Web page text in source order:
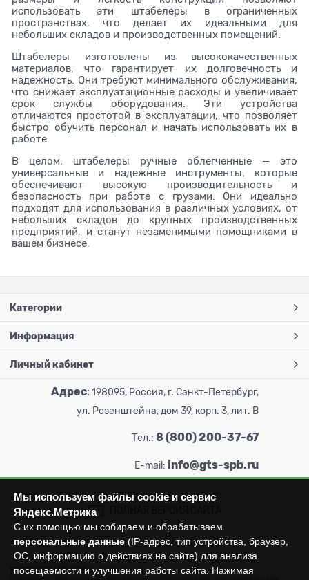
использовать эти штабелеры в ограниченных
пространствах, что делает их идеальными для
небольших складов и производственных помещений.
Штабелеры изготовлены из высококачественных
материалов, что гарантирует их долговечность и
надежность. Они требуют минимального обслуживания,
что снижает эксплуатационные расходы и увеличивает
срок службы оборудования. Эти устройства
отличаются простотой в эксплуатации, что позволяет
быстро обучить персонал и начать использовать их в
работе.
В целом, штабелеры ручные облегченные — это
универсальные и надежные инструменты, которые
обеспечивают высокую производительность и
безопасность при работе с грузами. Они идеально
подходят для использования в различных условиях, от
небольших складов до крупных производственных
предприятий, и станут незаменимыми помощниками в
вашем бизнесе.
Категории
Информация
Личный кабинет
Адрес: 198095, Россия, г. Санкт-Петербург,
ул. Розенштейна, дом 39, корп. 3, лит. В
Тел.: 8 (800) 200-37-67
E-mail: info@gts-spb.ru
ГОРТОРГСНАБ СПб © 2026Все права защищены.
Мы используем файлы cookie и сервис
Яндекс.Метрика
С их помощью мы собираем и обрабатываем
персональные данные (IP-адрес, тип устройства, браузер,
ОС, информацию о действиях на сайте) для анализа
посещаемости и улучшения работы сайта. Нажимая